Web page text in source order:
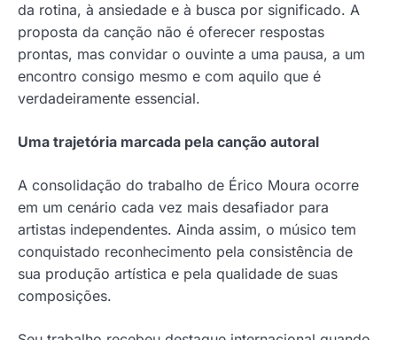
da rotina, à ansiedade e à busca por significado. A
proposta da canção não é oferecer respostas
prontas, mas convidar o ouvinte a uma pausa, a um
encontro consigo mesmo e com aquilo que é
verdadeiramente essencial.
Uma trajetória marcada pela canção autoral
A consolidação do trabalho de Érico Moura ocorre
em um cenário cada vez mais desafiador para
artistas independentes. Ainda assim, o músico tem
conquistado reconhecimento pela consistência de
sua produção artística e pela qualidade de suas
composições.